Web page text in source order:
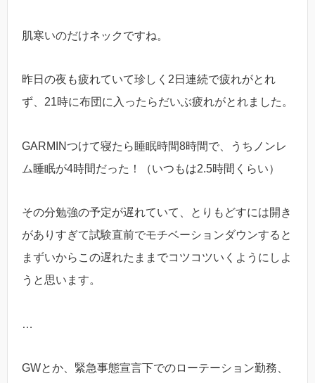
肌寒いのだけネックですね。
昨日の夜も疲れていて珍しく2日連続で疲れがとれ
ず、21時に布団に入ったらだいぶ疲れがとれました。
GARMINつけて寝たら睡眠時間8時間で、うちノンレ
ム睡眠が4時間だった！（いつもは2.5時間くらい）
その分勉強の予定が遅れていて、とりもどすには開き
がありすぎて試験直前でモチベーションダウンすると
まずいからこの遅れたままでコツコツいくようにしよ
うと思います。
…
GWとか、緊急事態宣言下でのローテーション勤務、